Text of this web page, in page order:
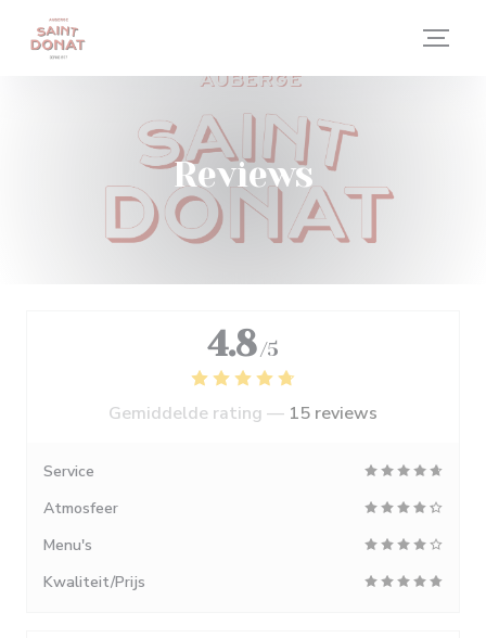
Cookies beheer paneel
Reviews
4.8 /5
Gemiddelde rating — 15 reviews
Service
Atmosfeer
Menu's
Kwaliteit/Prijs